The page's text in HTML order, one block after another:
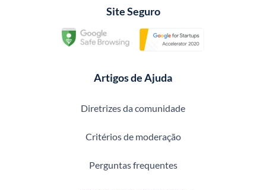
Site Seguro
Artigos de Ajuda
Diretrizes da comunidade
Critérios de moderação
Perguntas frequentes